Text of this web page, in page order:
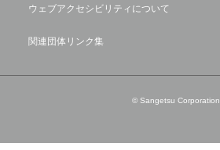
ウェブアクセシビリティについて
関連団体リンク集
© Sangetsu Corporation